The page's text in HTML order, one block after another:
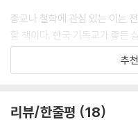
는 어른이 되어 신앙생활을 시
가 똑같은 상을 받는다면 억울
다가 십자가에 달리신 예수님
을 믿게 되었으면 좋았으련만
결국 우리는 대부분의 경우 ‘나
더 중요하다고 보는 것이다. 예
에 그의 신앙이 어떠했던가를
222쪽)
이를 위해서는 예수가 어떤 가
자주의의 함정에 빠지곤 한다.
종교나 철학에 관심 있는 이는
할 책이다. 한국 기독교가 좋든
수 없다는 필연적 사실을 깨닫
‘기독교의 정신’이 과연 무엇인
이 책은 지난 세기의 신학적 논
추
리뷰/한줄평 18